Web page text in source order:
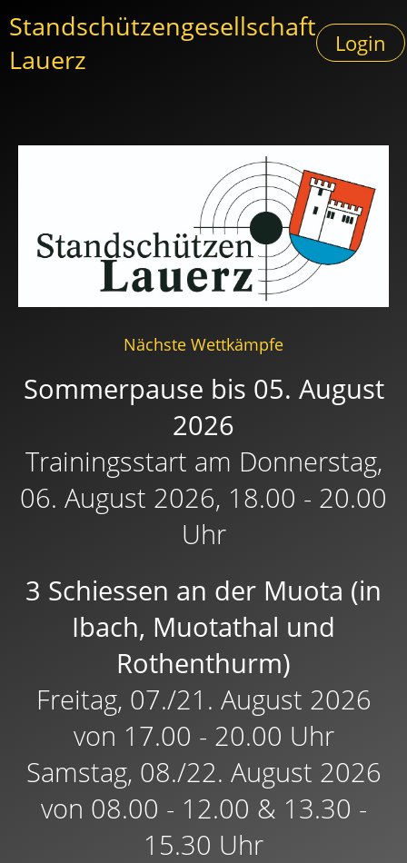
Standschützengesellschaft
Lauerz
Login
Nächste Wettkämpfe
Sommerpause bis 05. August
2026
Trainingsstart am Donnerstag,
06. August 2026, 18.00 - 20.00
Uhr
3 Schiessen an der Muota (in
Ibach, Muotathal und
Rothenthurm)
Freitag, 07./21. August 2026
von 17.00 - 20.00 Uhr
Samstag, 08./22. August 2026
von 08.00 - 12.00 & 13.30 -
15.30 Uhr